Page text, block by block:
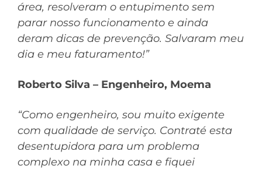
área, resolveram o entupimento sem
parar nosso funcionamento e ainda
deram dicas de prevenção. Salvaram meu
dia e meu faturamento!”
Roberto Silva – Engenheiro, Moema
“Como engenheiro, sou muito exigente
com qualidade de serviço. Contraté esta
desentupidora para um problema
complexo na minha casa e fiquei